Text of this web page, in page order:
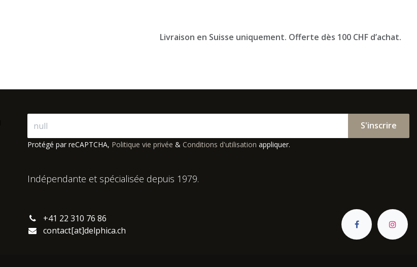
Livraison en Suisse uniquement. Offerte dès 100 CHF d’achat.
S'inscrire
Protégé par reCAPTCHA, Politique vie privée & Conditions d'utilisation appliquer.
Indépendante et spécialisée depuis 1979.
+41 22 310 76 86
contact[at]delphica.ch